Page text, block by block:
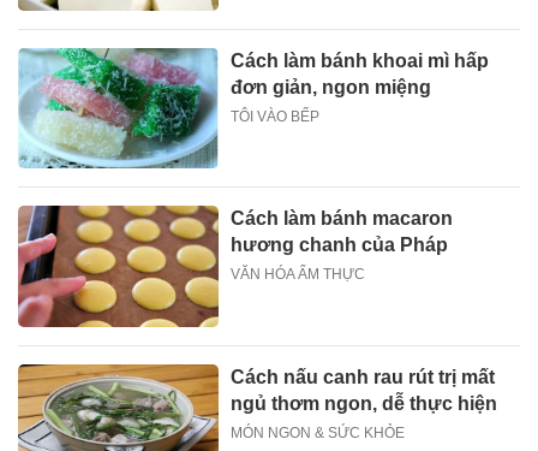
Cách làm bánh khoai mì hấp
đơn giản, ngon miệng
TÔI VÀO BẾP
Cách làm bánh macaron
hương chanh của Pháp
VĂN HÓA ẨM THỰC
Cách nấu canh rau rút trị mất
ngủ thơm ngon, dễ thực hiện
MÓN NGON & SỨC KHỎE